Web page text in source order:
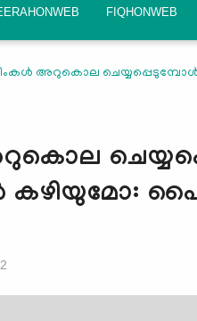
FIQHONWEB
അറുകൊല ചെയ്യപ്പെടുമ്പോള്‍